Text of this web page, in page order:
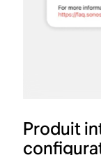
Produit